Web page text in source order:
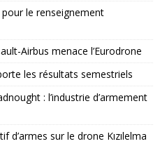
le renseignement
Airbus menace l’Eurodrone
les résultats semestriels
: l’industrie d’armement
d’armes sur le drone Kızılelma